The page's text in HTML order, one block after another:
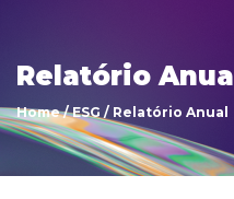
Relatório Anual
Home/ESG / Relatório Anual